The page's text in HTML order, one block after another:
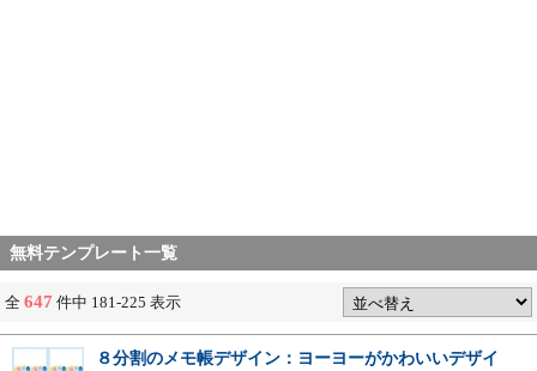
無料テンプレート一覧
全 647 件中 181-225 表示
８分割のメモ帳デザイン：ヨーヨーがかわいいデザイ